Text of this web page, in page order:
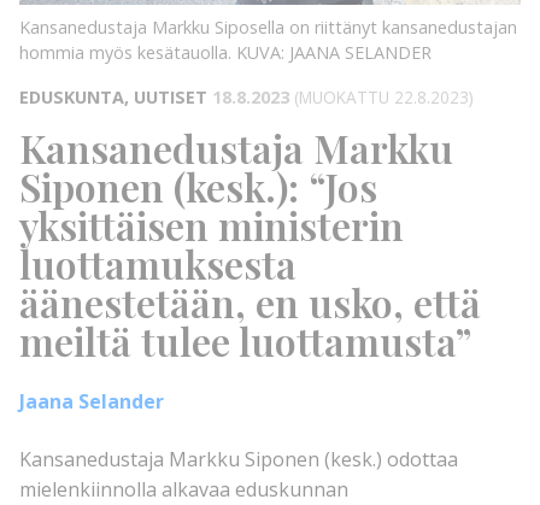
Kansanedustaja Markku Siposella on riittänyt kansanedustajan
hommia myös kesätauolla. KUVA: JAANA SELANDER
EDUSKUNTA, UUTISET 18.8.2023 (MUOKATTU 22.8.2023)
Kansanedustaja Markku
Siponen (kesk.): “Jos
yksittäisen ministerin
luottamuksesta
äänestetään, en usko, että
meiltä tulee luottamusta”
Jaana Selander
Kansanedustaja Markku Siponen (kesk.) odottaa
mielenkiinnolla alkavaa eduskunnan